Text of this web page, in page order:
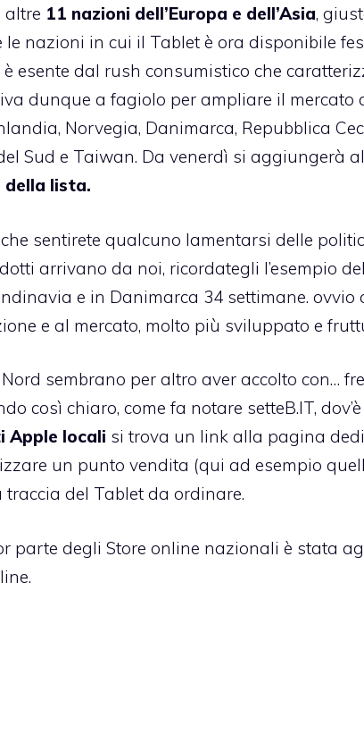
altre 11 nazioni dell’Europa e dell’Asia,
le nazioni in cui il Tablet è ora disponibile
esente dal rush consumistico che
dunque a fagiolo per ampliare il
Norvegia, Danimarca, Repubblica
Sud e Taiwan. Da venerdì si aggiungerà
della lista.
sentirete qualcuno lamentarsi delle
arrivano da noi, ricordategli l’esempio
e in Danimarca 34 settimane.
e al mercato, molto più sviluppato e
sembrano per altro aver accolto con…
così chiaro, come fa notare setteB.IT,
Apple locali si trova un link alla pagina
un punto vendita (qui ad esempio
del Tablet da ordinare.
parte degli Store online nazionali è stata